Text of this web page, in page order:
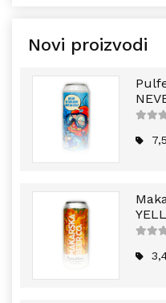
Novi proizvodi
5
5